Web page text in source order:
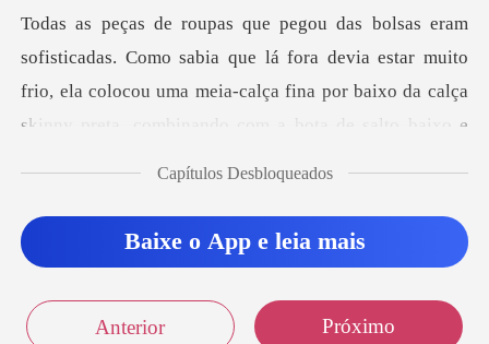
a que lá fora devia estar muito
frio, ela colocou uma meia-calça fina por
Capítulos Desbloqueados
Baixe o App e leia mais
Anterior Próximo